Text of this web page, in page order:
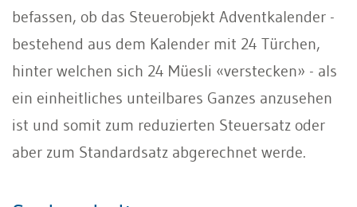
befassen, ob das Steuerobjekt Adventkalender -
bestehend aus dem Kalender mit 24 Türchen,
hinter welchen sich 24 Müesli «verstecken» - als
ein einheitliches unteilbares Ganzes anzusehen
ist und somit zum reduzierten Steuersatz oder
aber zum Standardsatz abgerechnet werde.